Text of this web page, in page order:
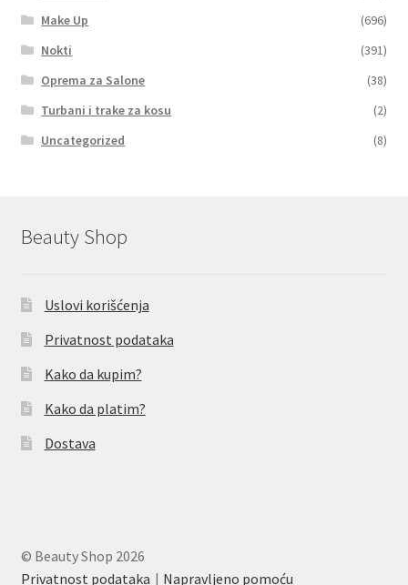
Make Up
(696)
Nokti
(391)
Oprema za Salone
(38)
Turbani i trake za kosu
(2)
Uncategorized
(8)
Beauty Shop
Uslovi korišćenja
Privatnost podataka
Kako da kupim?
Kako da platim?
Dostava
© Beauty Shop 2026
Privatnost podataka
Napravljeno pomoću